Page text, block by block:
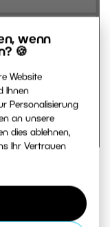
wenn
🍪
Website
Ihnen
Personalisierung
an unsere
dies ablehnen,
Ihr Vertrauen
gezeichnet und